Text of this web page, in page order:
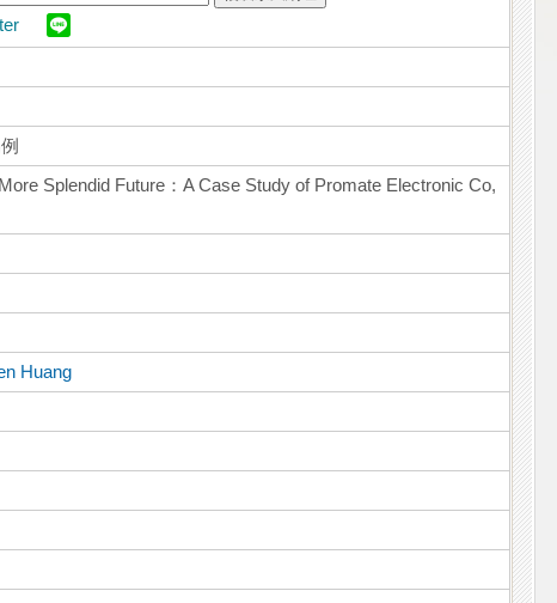
Splendid Future：A Case Study of Promate Electronic Co,
Huang